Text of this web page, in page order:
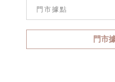
門市據點
門市